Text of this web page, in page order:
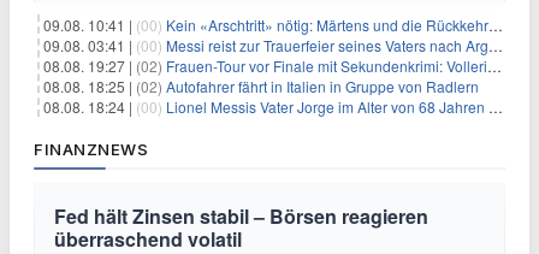
09.08. 10:41 | (00) Kein «Arschtritt» nötig: Märtens und die Rückkehr nach Paris
09.08. 03:41 | (00) Messi reist zur Trauerfeier seines Vaters nach Argentinien
08.08. 19:27 | (02) Frauen-Tour vor Finale mit Sekundenkrimi: Vollering in Gelb
08.08. 18:25 | (02) Autofahrer fährt in Italien in Gruppe von Radlern
08.08. 18:24 | (00) Lionel Messis Vater Jorge im Alter von 68 Jahren gestorben
FINANZNEWS
Fed hält Zinsen stabil – Börsen reagieren
überraschend volatil